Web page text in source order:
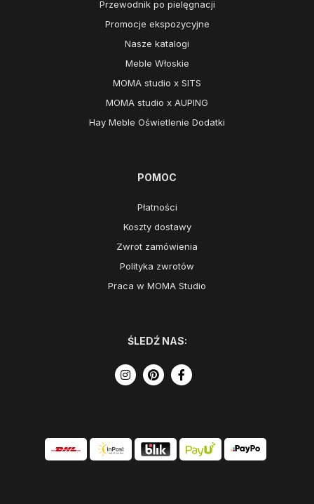
Przewodnik po pielęgnacji
Promocje ekspozycyjne
Nasze katalogi
Meble Włoskie
MOMA studio x SITS
MOMA studio x AUPING
Hay Meble Oświetlenie Dodatki
POMOC
Płatności
Koszty dostawy
Zwrot zamówienia
Polityka zwrotów
Praca w MOMA Studio
ŚLEDŹ NAS: